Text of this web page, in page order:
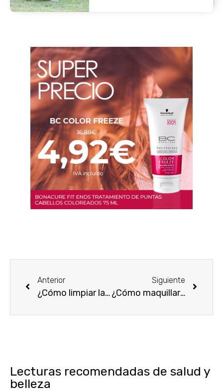
Anterior
¿Cómo limpiar las brochas de maquillaje correctamente?
Siguiente
¿Cómo maquillar los ojos hundidos para conseguir unos resultados perfectos?
Lecturas recomendadas de salud y
belleza